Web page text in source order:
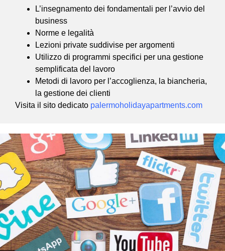
L’insegnamento dei fondamentali per l’avvio del
business
Norme e legalità
Lezioni private suddivise per argomenti
Utilizzo di programmi specifici per una gestione
semplificata del lavoro
Metodi di lavoro per l’accoglienza, la biancheria,
la gestione dei clienti
Visita il sito dedicato palermoholidayapartments.com